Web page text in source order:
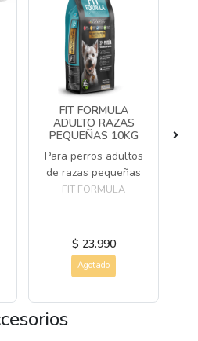
FIT FORMULA
ADULTO RAZAS
PEQUEÑAS 10KG
Para perros adultos
de razas pequeñas
FIT FORMULA
$ 23.990
Agotado